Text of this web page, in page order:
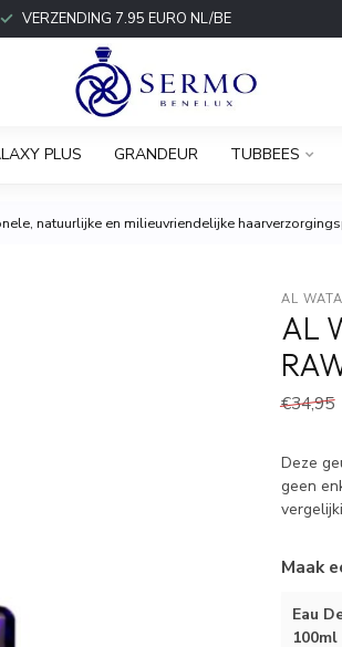
VERZENDING 7.95 EURO NL/BE
PLUS GRANDEUR TUBBEES
natuurlijke en milieuvriendelijke
AL
AL
€34,95
Deze
geen
Maak
Eau
100ml